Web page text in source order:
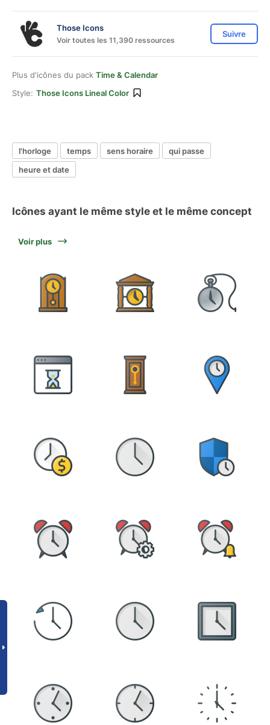
Those Icons
Voir toutes les 11,390 ressources
Suivre
Plus d'icônes du pack Time & Calendar
Style: Those Icons Lineal Color
l'horloge temps sens horaire
qui passe
heure et date
Icônes ayant le même style et le même concept
Voir plus